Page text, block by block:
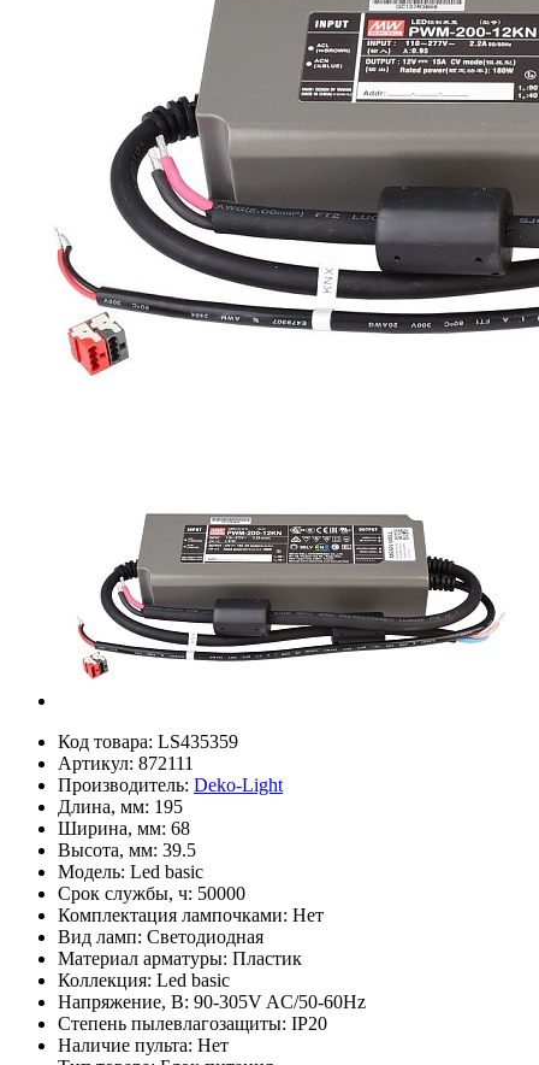
Код товара: LS435359
Артикул: 872111
Производитель: Deko-Light
Длина, мм: 195
Ширина, мм: 68
Высота, мм: 39.5
Модель: Led basic
Срок службы, ч: 50000
Комплектация лампочками: Нет
Вид ламп: Светодиодная
Материал арматуры: Пластик
Коллекция: Led basic
Напряжение, В: 90-305V AC/50-60Hz
Степень пылевлагозащиты: IP20
Наличие пульта: Нет